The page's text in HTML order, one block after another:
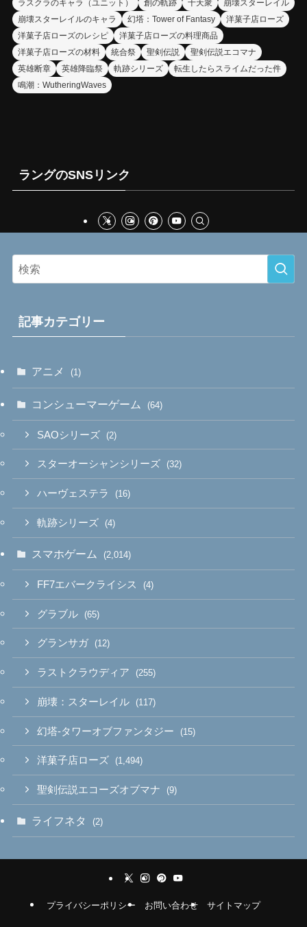
ラスクラのキャラ（ユニット）
創の軌跡 十天衆
崩壊スターレイル
崩壊スターレイルのキャラ
幻塔：Tower of Fantasy
洋菓子店ローズ
洋菓子店ローズのレシピ
洋菓子店ローズの料理商品
洋菓子店ローズの材料
統合祭 聖剣伝説
聖剣伝説エコマナ
英雄断章
英雄降臨祭 軌跡シリーズ
転生したらスライムだった件
鳴潮：WutheringWaves
ラングのSNSリンク
記事カテゴリー
アニメ (1)
コンシューマーゲーム (64)
SAOシリーズ (2)
スターオーシャンシリーズ (32)
ハーヴェステラ (16)
軌跡シリーズ (4)
スマホゲーム (2,014)
FF7エバークライシス (4)
グラブル (65)
グランサガ (12)
ラストクラウディア (255)
崩壊：スターレイル (117)
幻塔-タワーオブファンタジー (15)
洋菓子店ローズ (1,494)
聖剣伝説エコーズオブマナ (9)
ライフネタ (2)
プライバシーポリシー お問い合わせ サイトマップ